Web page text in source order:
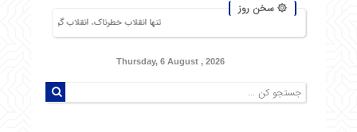
۞ سخن روز
تنها انقلاب خطرناک، انقلاب گرسنگان است. من از شورشهایی
Thursday, 6 August , 2026